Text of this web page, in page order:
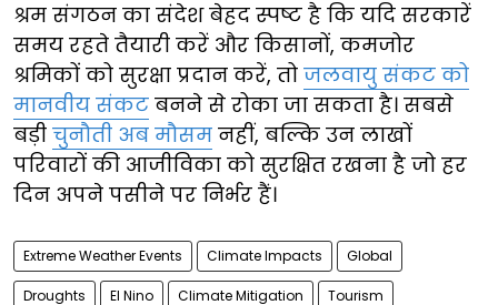
श्रम संगठन का संदेश बेहद स्पष्ट है कि यदि सरकारें
समय रहते तैयारी करें और किसानों, कमजोर
श्रमिकों को सुरक्षा प्रदान करें, तो जलवायु संकट को
मानवीय संकट बनने से रोका जा सकता है। सबसे
बड़ी चुनौती अब मौसम नहीं, बल्कि उन लाखों
परिवारों की आजीविका को सुरक्षित रखना है जो हर
दिन अपने पसीने पर निर्भर हैं।
Extreme Weather Events Climate Impacts Global
Droughts El Nino Climate Mitigation Tourism